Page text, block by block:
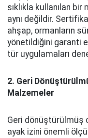
sıklıkla kullanılan
aynı değildir.
ahşap, ormanların
yönetildiğini garanti
tür uygulamaları
2. Geri
Malzemeler
Geri dönüştürülmüş
ayak izini önemli